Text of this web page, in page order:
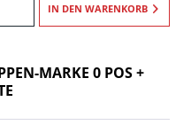
IN DEN WARENKORB
MARKE 0 POS +